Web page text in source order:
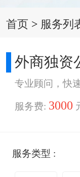
首页 > 服务列
外商独资
专业顾问，快
服务费: 3000
服务类型 :